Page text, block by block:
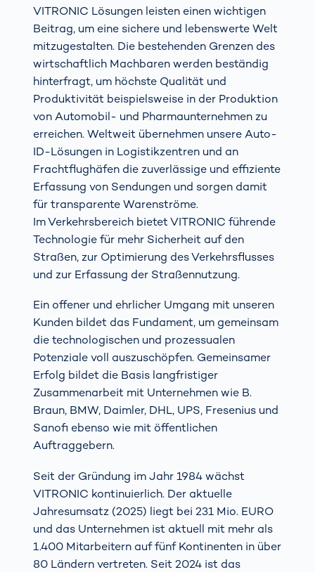
VITRONIC Lösungen leisten einen wichtigen
Beitrag, um eine sichere und lebenswerte Welt
mitzugestalten. Die bestehenden Grenzen des
wirtschaftlich Machbaren werden beständig
hinterfragt, um höchste Qualität und
Produktivität beispielsweise in der Produktion
von Automobil- und Pharmaunternehmen zu
erreichen. Weltweit übernehmen unsere Auto-
ID-Lösungen in Logistikzentren und an
Frachtflughäfen die zuverlässige und effiziente
Erfassung von Sendungen und sorgen damit
für transparente Warenströme.
Im Verkehrsbereich bietet VITRONIC führende
Technologie für mehr Sicherheit auf den
Straßen, zur Optimierung des Verkehrsflusses
und zur Erfassung der Straßennutzung.
Ein offener und ehrlicher Umgang mit unseren
Kunden bildet das Fundament, um gemeinsam
die technologischen und prozessualen
Potenziale voll auszuschöpfen. Gemeinsamer
Erfolg bildet die Basis langfristiger
Zusammenarbeit mit Unternehmen wie B.
Braun, BMW, Daimler, DHL, UPS, Fresenius und
Sanofi ebenso wie mit öffentlichen
Auftraggebern.
Seit der Gründung im Jahr 1984 wächst
VITRONIC kontinuierlich. Der aktuelle
Jahresumsatz (2025) liegt bei 231 Mio. EURO
und das Unternehmen ist aktuell mit mehr als
1.400 Mitarbeitern auf fünf Kontinenten in über
80 Ländern vertreten. Seit 2024 ist das